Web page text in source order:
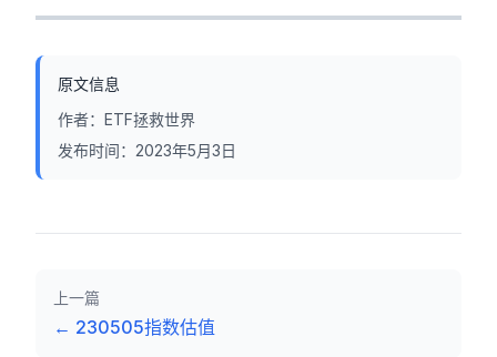
原文信息
作者： ETF拯救世界
发布时间： 2023年5月3日
上一篇
← 230505指数估值